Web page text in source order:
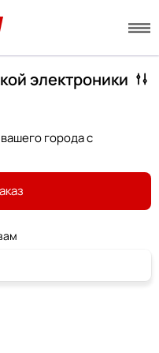
электроники
города с